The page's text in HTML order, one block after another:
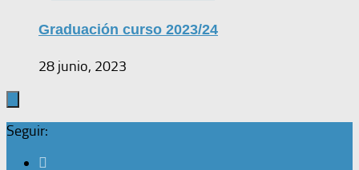
Graduación curso 2023/24
28 junio, 2023
Seguir: